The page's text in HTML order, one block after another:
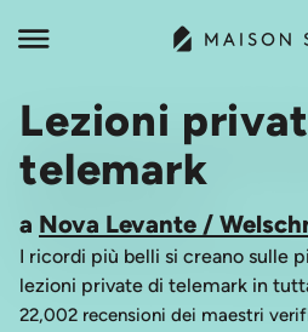
Lezioni
telemark
a Nova Levante /
I ricordi più belli si creano sulle
lezioni private di telemark in
22,002 recensioni dei maestri